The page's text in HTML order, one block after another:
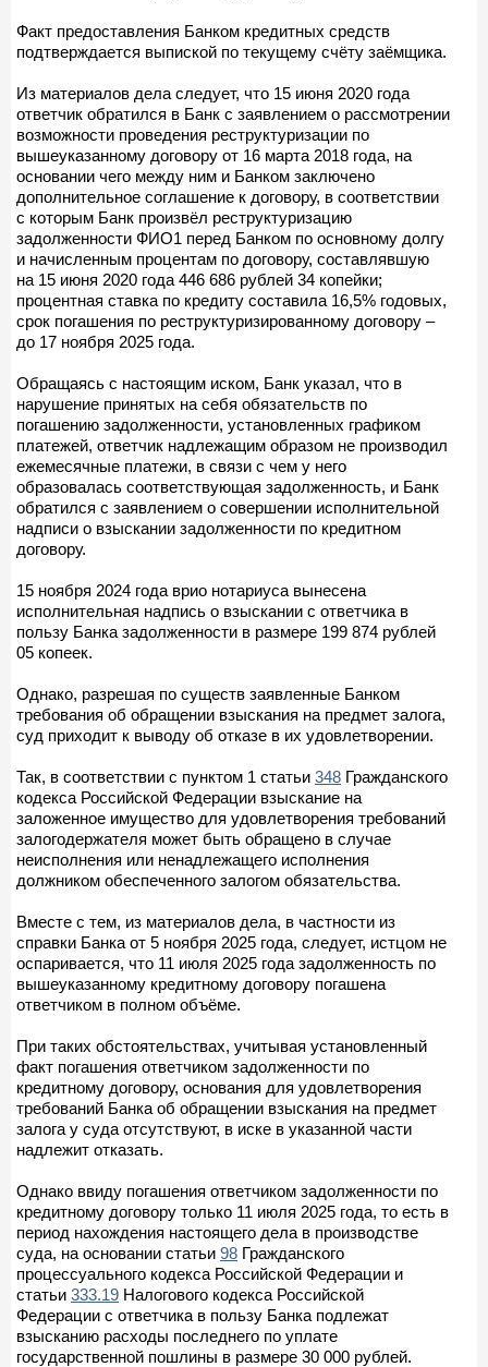
Факт предоставления Банком кредитных средств
подтверждается выпиской по текущему счёту заёмщика.
Из материалов дела следует, что 15 июня 2020 года
ответчик обратился в Банк с заявлением о рассмотрении
возможности проведения реструктуризации по
вышеуказанному договору от 16 марта 2018 года, на
основании чего между ним и Банком заключено
дополнительное соглашение к договору, в соответствии
с которым Банк произвёл реструктуризацию
задолженности ФИО1 перед Банком по основному долгу
и начисленным процентам по договору, составлявшую
на 15 июня 2020 года 446 686 рублей 34 копейки;
процентная ставка по кредиту составила 16,5% годовых,
срок погашения по реструктуризированному договору –
до 17 ноября 2025 года.
Обращаясь с настоящим иском, Банк указал, что в
нарушение принятых на себя обязательств по
погашению задолженности, установленных графиком
платежей, ответчик надлежащим образом не производил
ежемесячные платежи, в связи с чем у него
образовалась соответствующая задолженность, и Банк
обратился с заявлением о совершении исполнительной
надписи о взыскании задолженности по кредитном
договору.
15 ноября 2024 года врио нотариуса вынесена
исполнительная надпись о взыскании с ответчика в
пользу Банка задолженности в размере 199 874 рублей
05 копеек.
Однако, разрешая по существ заявленные Банком
требования об обращении взыскания на предмет залога,
суд приходит к выводу об отказе в их удовлетворении.
Так, в соответствии с пунктом 1 статьи 348 Гражданского
кодекса Российской Федерации взыскание на
заложенное имущество для удовлетворения требований
залогодержателя может быть обращено в случае
неисполнения или ненадлежащего исполнения
должником обеспеченного залогом обязательства.
Вместе с тем, из материалов дела, в частности из
справки Банка от 5 ноября 2025 года, следует, истцом не
оспаривается, что 11 июля 2025 года задолженность по
вышеуказанному кредитному договору погашена
ответчиком в полном объёме.
При таких обстоятельствах, учитывая установленный
факт погашения ответчиком задолженности по
кредитному договору, основания для удовлетворения
требований Банка об обращении взыскания на предмет
залога у суда отсутствуют, в иске в указанной части
надлежит отказать.
Однако ввиду погашения ответчиком задолженности по
кредитному договору только 11 июля 2025 года, то есть в
период нахождения настоящего дела в производстве
суда, на основании статьи 98 Гражданского
процессуального кодекса Российской Федерации и
статьи 333.19 Налогового кодекса Российской
Федерации с ответчика в пользу Банка подлежат
взысканию расходы последнего по уплате
государственной пошлины в размере 30 000 рублей.